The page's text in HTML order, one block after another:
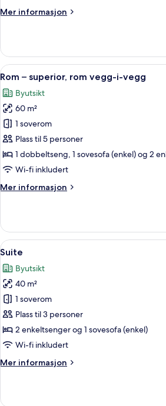
Mer informasjon
Mer
–
superior
Åpne
alle
bildene
av
Rom
–
superior,
rom
i-
4
Rom – superior, rom vegg-i-vegg
Byutsikt
60 m²
1 soverom
Plass til 5 personer
1 dobbeltseng, 1 sovesofa (enkel) og 2
Wi-fi inkludert
Mer informasjon
Mer
–
superior,
rom
i-
vegg
Åpne
alle
bildene
av
Suite
Suite |
5
Suite
Byutsikt
40 m²
1 soverom
Plass til 3 personer
2 enkeltsenger og 1 sovesofa (enkel)
Wi-fi inkludert
Mer informasjon
Mer